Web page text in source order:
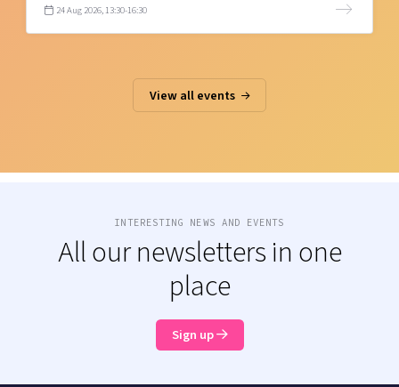
24 Aug 2026, 13:30-16:30
View all events
INTERESTING NEWS AND EVENTS
All our newsletters in one
place
Sign up